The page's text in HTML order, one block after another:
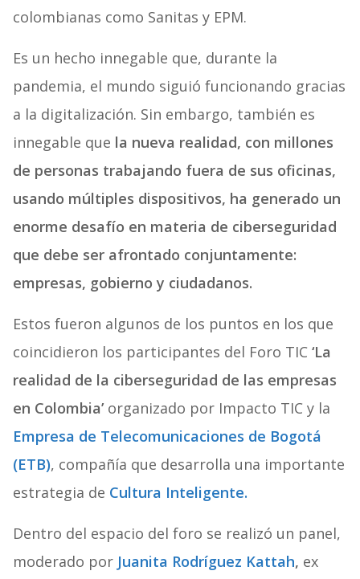
colombianas como Sanitas y EPM.
Es un hecho innegable que, durante la
pandemia, el mundo siguió funcionando gracias
a la digitalización. Sin embargo, también es
innegable que la nueva realidad, con millones
de personas trabajando fuera de sus oficinas,
usando múltiples dispositivos, ha generado un
enorme desafío en materia de ciberseguridad
que debe ser afrontado conjuntamente:
empresas, gobierno y ciudadanos.
Estos fueron algunos de los puntos en los que
coincidieron los participantes del Foro TIC ‘La
realidad de la ciberseguridad de las empresas
en Colombia’ organizado por Impacto TIC y la
Empresa de Telecomunicaciones de Bogotá
(ETB), compañía que desarrolla una importante
estrategia de Cultura Inteligente.
Dentro del espacio del foro se realizó un panel,
moderado por Juanita Rodríguez Kattah, ex